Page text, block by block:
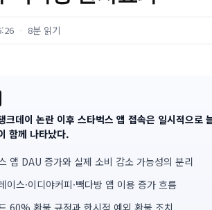
8분 읽기
크데이 논란 이후 스타벅스 앱 접속은 일시적으로
함께 나타났다.
앱 DAU 증가와 실제 소비 감소 가능성의 분리
이스·이디야커피·빽다방 앱 이용 증가 흐름
60% 환불 규정과 한시적 예외 환불 조치